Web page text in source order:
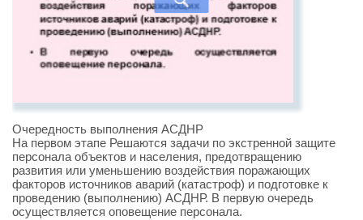
Очередность выполнения АСДНР
На первом этапе Решаются задачи по экстренной защите
персонала объектов и населения, предотвращению
развития или уменьшению воздействия поражающих
факторов источников аварий (катастроф) и подготовке к
проведению (выполнению) АСДНР. В первую очередь
осуществляется оповещение персонала.